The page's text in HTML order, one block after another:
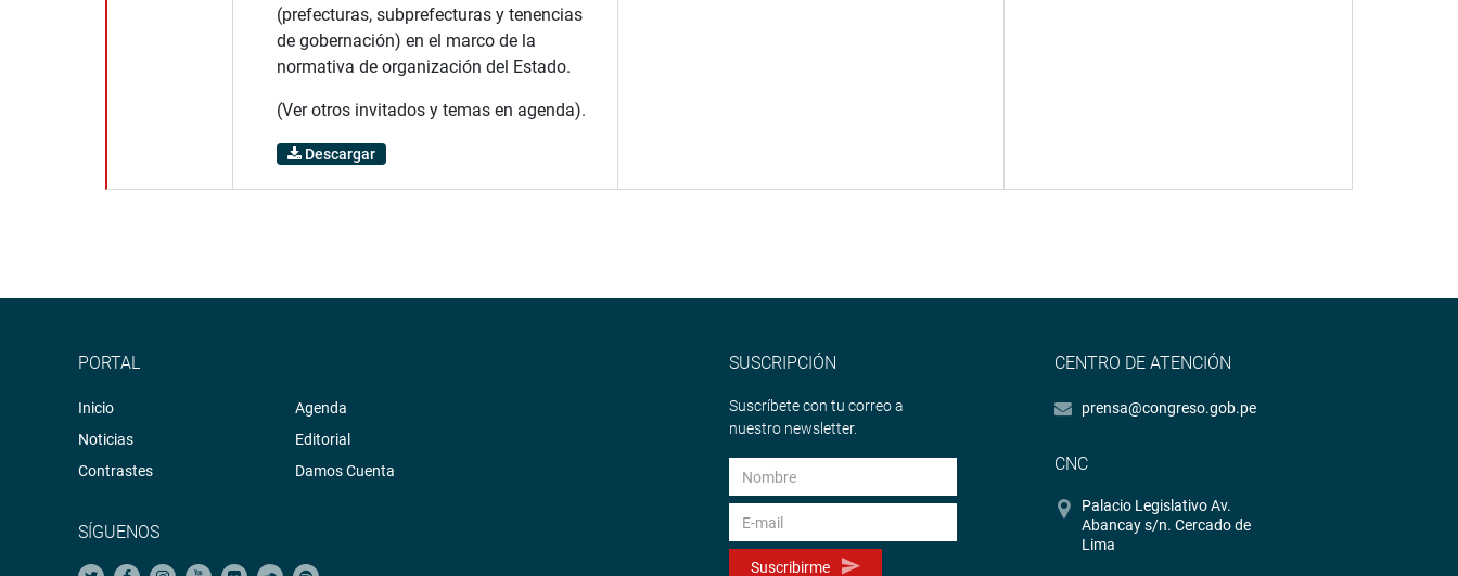
(prefecturas, subprefecturas y tenencias
de gobernación) en el marco de la
normativa de organización del Estado.
(Ver otros invitados y temas en agenda).
Descargar
PORTAL
Inicio
Noticias
Contrastes
Agenda
Editorial
Damos Cuenta
SÍGUENOS
SUSCRIPCIÓN
Suscríbete con tu correo a
nuestro newsletter.
Suscribirme
CENTRO DE ATENCIÓN
prensa@congreso.gob.pe
CNC
Palacio Legislativo Av.
Abancay s/n. Cercado de
Lima